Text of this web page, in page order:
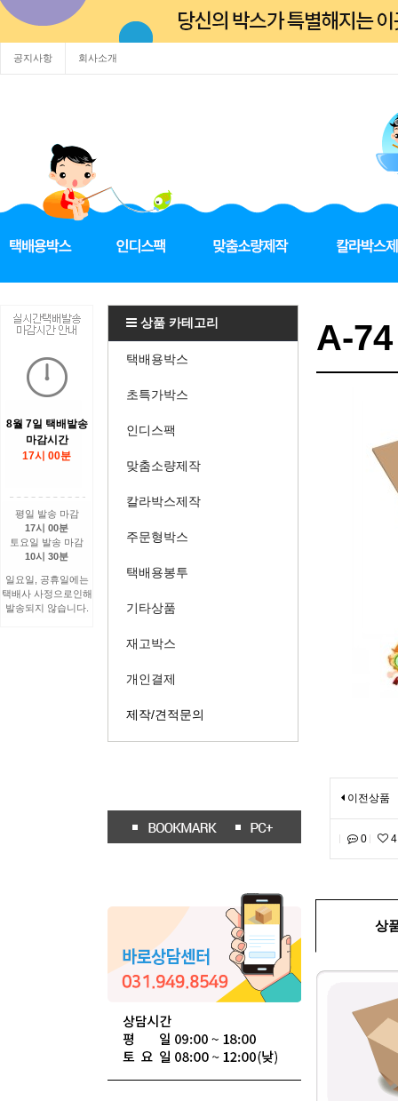
공지사항 회사소개
8월 7일 택배발송
마감시간
17시 00분
평일 발송 마감
17시 00분
토요일 발송 마감
10시 30분
일요일, 공휴일에는
택배사 사정으로인해
발송되지 않습니다.
상품 카테고리
택배용박스
초특가박스
인디스팩
맞춤소량제작
칼라박스제작
주문형박스
택배용봉투
기타상품
재고박스
개인결제
제작/견적문의
A-
이전상품
0 4
상